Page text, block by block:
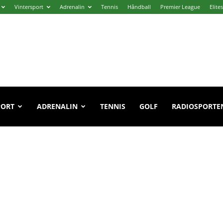
Vintersport Adrenalin Tennis Håndball Premier League
ADRENALIN TENNIS GOLF